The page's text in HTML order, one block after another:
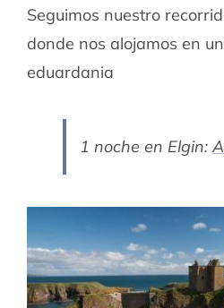
Seguimos nuestro
donde nos alojamos en
eduardania
1 noche en Elgin: